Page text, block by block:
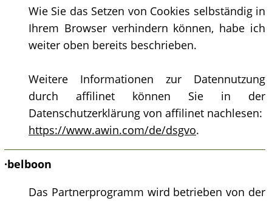
Wie Sie das Setzen von Cookies selbständig in
Ihrem Browser verhindern können, habe ich
weiter oben bereits beschrieben.
Weitere Informationen zur Datennutzung
durch affilinet können Sie in der
Datenschutzerklärung von affilinet nachlesen:
https://www.awin.com/de/dsgvo.
·belboon
Das Partnerprogramm wird betrieben von der